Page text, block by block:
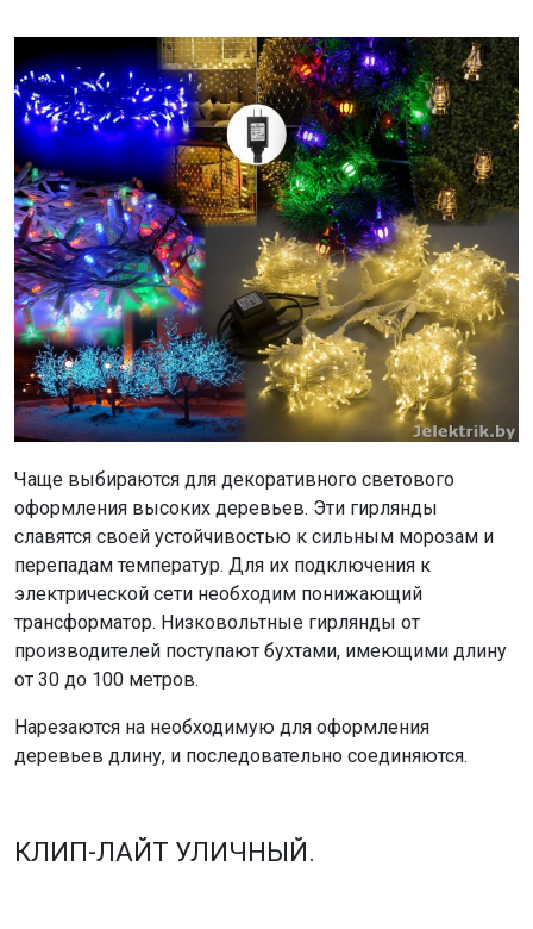
Чаще выбираются для декоративного светового
оформления высоких деревьев. Эти гирлянды
славятся своей устойчивостью к сильным морозам и
перепадам температур. Для их подключения к
электрической сети необходим понижающий
трансформатор. Низковольтные гирлянды от
производителей поступают бухтами, имеющими длину
от 30 до 100 метров.
Нарезаются на необходимую для оформления
деревьев длину, и последовательно соединяются.
КЛИП-ЛАЙТ УЛИЧНЫЙ.